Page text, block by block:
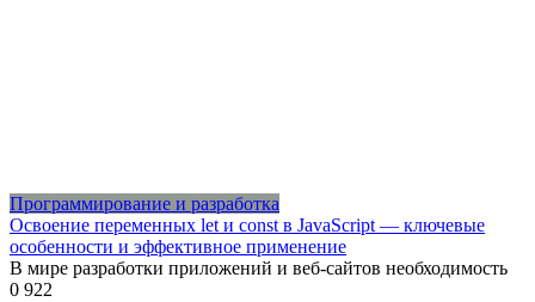
Программирование и разработка
Освоение переменных let и const в JavaScript — ключевые
особенности и эффективное применение
В мире разработки приложений и веб-сайтов необходимость
0 922